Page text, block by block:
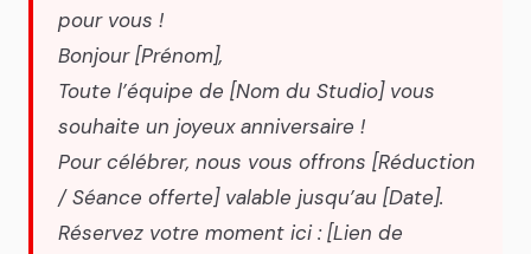
pour vous !
Bonjour [Prénom],
Toute l’équipe de [Nom du Studio] vous
souhaite un joyeux anniversaire !
Pour célébrer, nous vous offrons [Réduction
/ Séance offerte] valable jusqu’au [Date].
Réservez votre moment ici : [Lien de